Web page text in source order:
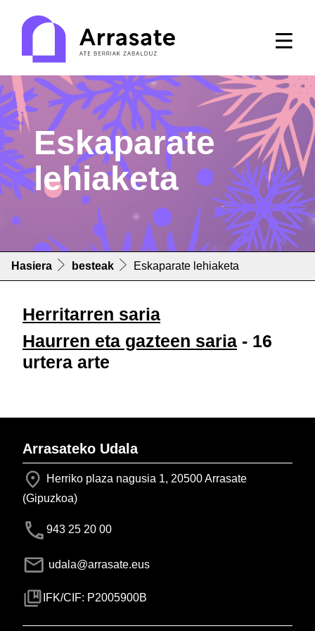
Eskaparate
lehiaketa
Hasiera besteak Eskaparate lehiaketa
Herritarren saria
Haurren eta gazteen saria - 16
urtera arte
Arrasateko Udala
Herriko plaza nagusia 1, 20500 Arrasate
(Gipuzkoa)
943 25 20 00
udala@arrasate.eus
IFK/CIF: P2005900B